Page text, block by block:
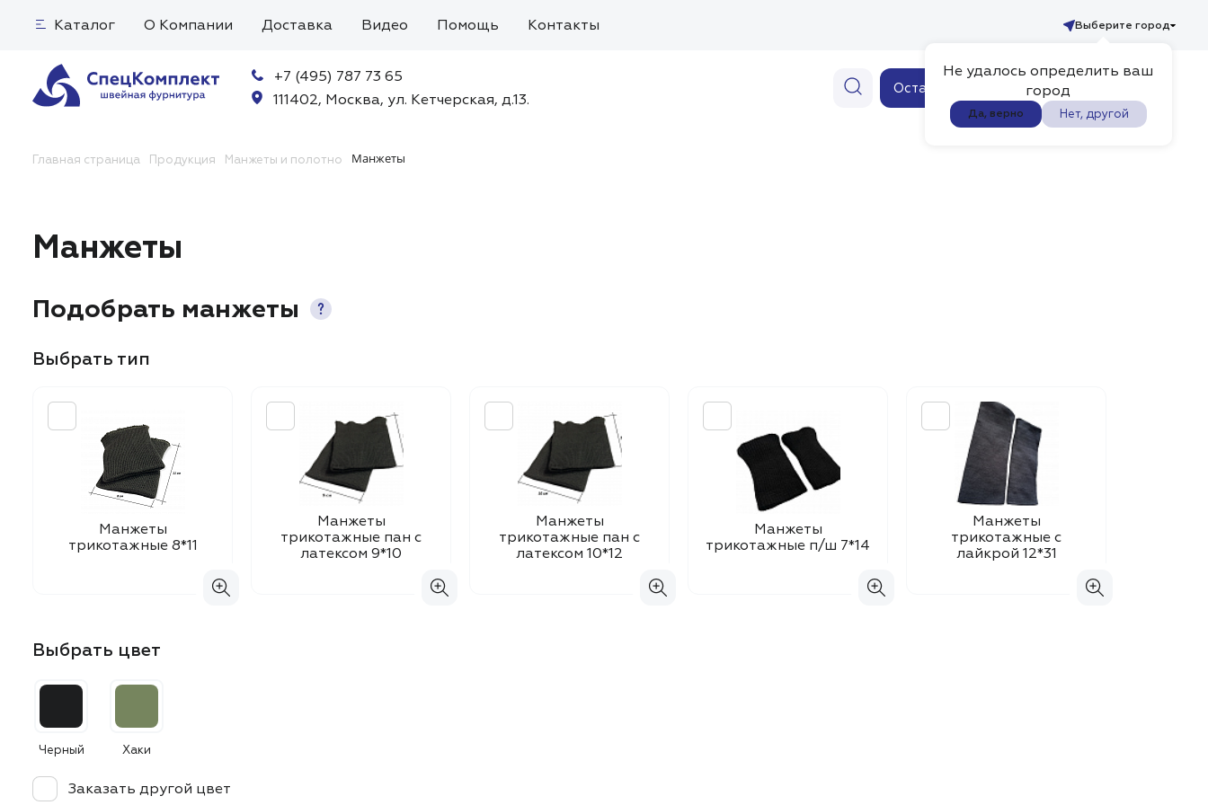
Не удалось определить ваш
город
Да, верно Нет, другой
Каталог О Компании Доставка Видео Помощь Контакты Выберите город
+7 (495) 787 73 65
111402, Москва, ул. Кетчерская, д.13.
Оставить заявку 0
Главная страница Продукция Манжеты и полотно Манжеты
Манжеты
Подобрать манжеты
Выбрать тип
Манжеты
трикотажные 8*11
Манжеты
трикотажные пан с
латексом 9*10
Манжеты
трикотажные пан с
латексом 10*12
Манжеты
трикотажные п/ш 7*14
Манжеты
трикотажные с
лайкрой 12*31
Выбрать цвет
Черный Хаки
Заказать другой цвет